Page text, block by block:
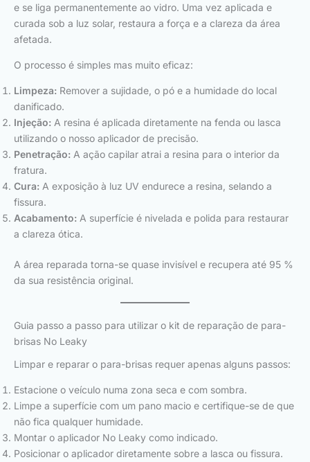
e se liga permanentemente ao vidro. Uma vez aplicada e
curada sob a luz solar, restaura a força e a clareza da área
afetada.
O processo é simples mas muito eficaz:
Limpeza: Remover a sujidade, o pó e a humidade do local
danificado.
Injeção: A resina é aplicada diretamente na fenda ou lasca
utilizando o nosso aplicador de precisão.
Penetração: A ação capilar atrai a resina para o interior da
fratura.
Cura: A exposição à luz UV endurece a resina, selando a
fissura.
Acabamento: A superfície é nivelada e polida para restaurar
a clareza ótica.
A área reparada torna-se quase invisível e recupera até 95 %
da sua resistência original.
Guia passo a passo para utilizar o kit de reparação de para-
brisas No Leaky
Limpar e reparar o para-brisas requer apenas alguns passos:
Estacione o veículo numa zona seca e com sombra.
Limpe a superfície com um pano macio e certifique-se de que
não fica qualquer humidade.
Montar o aplicador No Leaky como indicado.
Posicionar o aplicador diretamente sobre a lasca ou fissura.